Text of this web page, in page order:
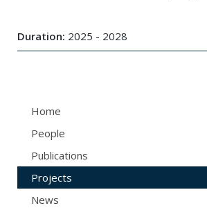
Duration: 2025 - 2028
Home
People
Publications
Projects
News